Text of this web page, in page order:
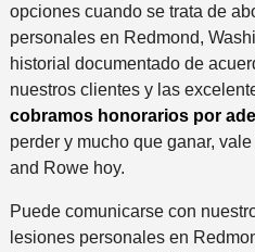
opciones cuando se trata de
personales en Redmond,
historial documentado de
nuestros clientes y las
cobramos honorarios por
perder y mucho que ganar,
and Rowe hoy.
Puede comunicarse con
lesiones personales en